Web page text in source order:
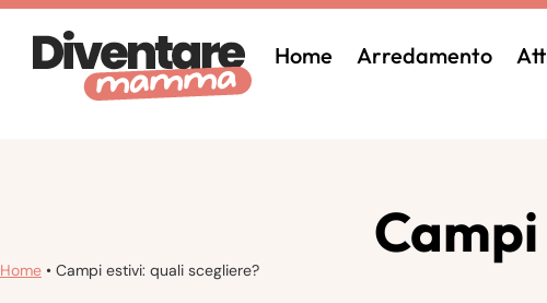
Home Arredamento
Home • Campi estivi: quali scegliere?